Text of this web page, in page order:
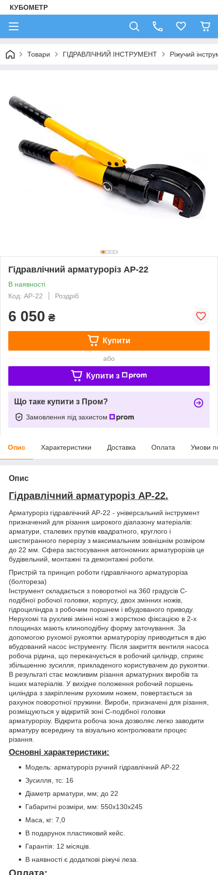
КУБОМЕТР
Товари ГІДРАВЛІЧНИЙ ІНСТРУМЕНТ Ріжучий
Гідравлічний арматуроріз АР-22
В наявності
Код: АР-22
Роздріб
6 050 ₴
Купити
або
Купити з
Що таке купити з Пром?
Замовлення під захистом
Опис Характеристики Доставка Оплата Умови
Опис
Гідравлічний арматуроріз АР-22.
Арматуроріз гідравлічний АР-22 - універсальний інструмент
призначений для різання широкого діапазону матеріалів:
арматури, сталевих прутків квадратного, круглого і
шестигранного перерізу з максимальним зовнішнім розміром
до 22 мм. Сфера застосування автономних арматурорізів це
будівельний, монтажні та демонтажні роботи.
Пристрій та принцип роботи гідравлічного арматуроріза
(болтореза)
Інструмент складається з поворотної на 360 градусів С-
подібної робочої головки, корпусу, двох змінних ножів,
гідроциліндра з робочим поршнем і вбудованого приводу.
Нерухомі та рухливі змінні ножі з жорсткою фіксацією в 2-х
площинах мають клиноподібну форму заточування. За
допомогою рухомої рукоятки арматурорізу приводиться в дію
вбудований насос інструменту. Після закриття вентиля насоса
робоча рідина, що перекачується в робочий циліндр, сприяє
збільшенню зусилля, прикладеного користувачем до рукоятки.
В результаті стає можливим різання арматурних виробів та
інших матеріалів. У вихідне положення робочий поршень
циліндра з закріпленим рухомим ножем, повертається за
рахунок поворотної пружини. Вироби, призначені для різання,
розміщуються у відкритій зоні С-подібної головки
арматурорізу. Відкрита робоча зона дозволяє легко заводити
арматуру всередину та візуально контролювати процес
різання.
Основні характеристики:
Модель: арматуроріз ручний гідравлічний АР-22
Зусилля, тс: 16
Діаметр арматури, мм; до 22
Габаритні розміри, мм: 550х130х245
Маса, кг: 7,0
В подарунок пластиковий кейс.
Гарантія: 12 місяців.
В наявності є додаткові ріжучі леза.